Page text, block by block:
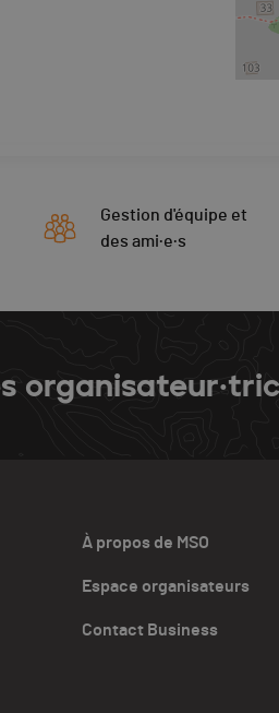
Gestion d'équipe et
des ami·e·s
À propos de MSO
Espace organisateurs
Contact Business